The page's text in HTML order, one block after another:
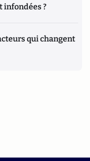
infondées ?
qui changent